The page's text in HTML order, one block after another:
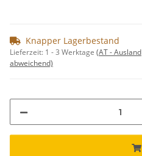
Knapper Lagerbestand
Lieferzeit: 1 - 3 Werktage (AT - Ausland
abweichend)